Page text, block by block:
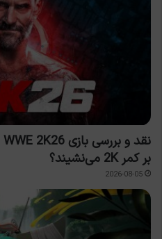
بر کمر 2K می‌نشیند؟
2026-08-05